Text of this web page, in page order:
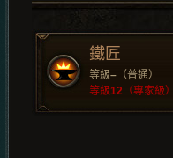
鐵匠
等級– （普通）
等級12 （專家級）